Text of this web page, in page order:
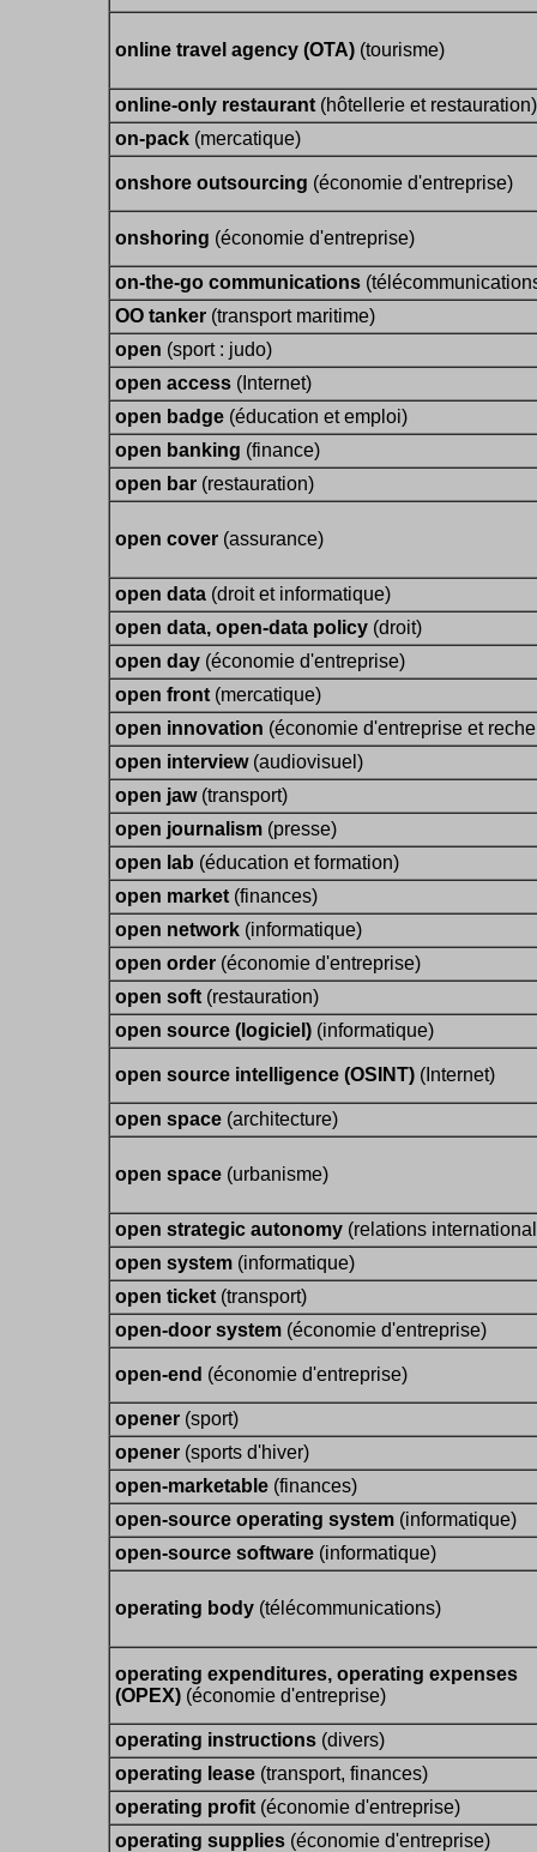
online travel agency (OTA) (tourisme)
online-only restaurant (hôtellerie et restauration)
on-pack (mercatique)
onshore outsourcing (économie d'entreprise)
onshoring (économie d'entreprise)
on-the-go communications
OO tanker (transport maritime)
open (sport : judo)
open access (Internet)
open badge (éducation et emploi)
open banking (finance)
open bar (restauration)
open cover (assurance)
open data (droit et informatique)
open data, open-data policy (droit)
open day (économie d'entreprise)
open front (mercatique)
open innovation (économie d'entreprise et
open interview (audiovisuel)
open jaw(transport)
open journalism (presse)
open lab (éducation et formation)
open market (finances)
open network (informatique)
open order (économie d'entreprise)
open soft (restauration)
open source (logiciel) (informatique)
open source intelligence (OSINT) (Internet)
open space (architecture)
open space (urbanisme)
open strategic autonomy (relations
open system (informatique)
open ticket (transport)
open-door system (économie d'entreprise)
open-end (économie d'entreprise)
opener (sport)
opener (sports d'hiver)
open-marketable (finances)
open-source operating system (informatique)
open-source software (informatique)
operating body (télécommunications)
operating expenditures, operating expenses
(OPEX) (économie d'entreprise)
operating instructions (divers)
operating lease (transport, finances)
operating profit (économie d'entreprise)
operating supplies (économie d'entreprise)